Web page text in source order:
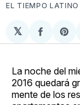
EL TIEMPO
𝕏
en
on
La noche del
2016 quedará
mente de los